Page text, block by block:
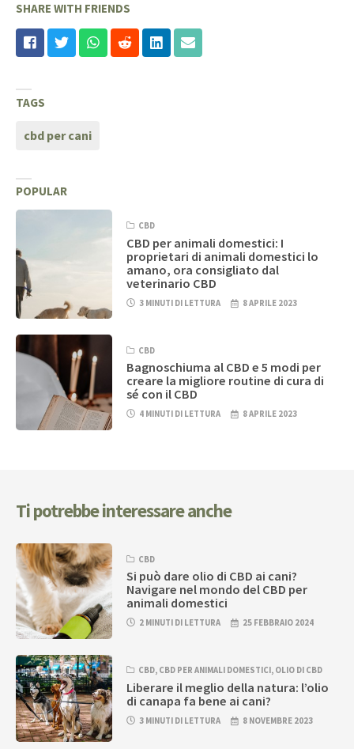
SHARE WITH FRIENDS
TAGS
cbd per cani
POPULAR
CBD
CBD per animali domestici: I
proprietari di animali domestici lo
amano, ora consigliato dal
veterinario CBD
3 MINUTI DI LETTURA 8 APRILE 2023
CBD
Bagnoschiuma al CBD e 5 modi per
creare la migliore routine di cura di
sé con il CBD
4 MINUTI DI LETTURA 8 APRILE 2023
Ti potrebbe interessare anche
CBD
Si può dare olio di CBD ai cani?
Navigare nel mondo del CBD per
animali domestici
2 MINUTI DI LETTURA 25 FEBBRAIO 2024
CBD, CBD PER ANIMALI DOMESTICI, OLIO DI CBD
Liberare il meglio della natura: l’olio
di canapa fa bene ai cani?
3 MINUTI DI LETTURA 8 NOVEMBRE 2023